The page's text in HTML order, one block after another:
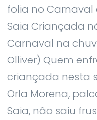
folia no Carnaval
Saia Criançada
Carnaval na
Olliver) Quem
criançada nesta
Orla Morena,
Saia, não saiu